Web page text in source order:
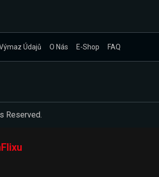
Údajů O Nás E-Shop FAQ
Reserved.